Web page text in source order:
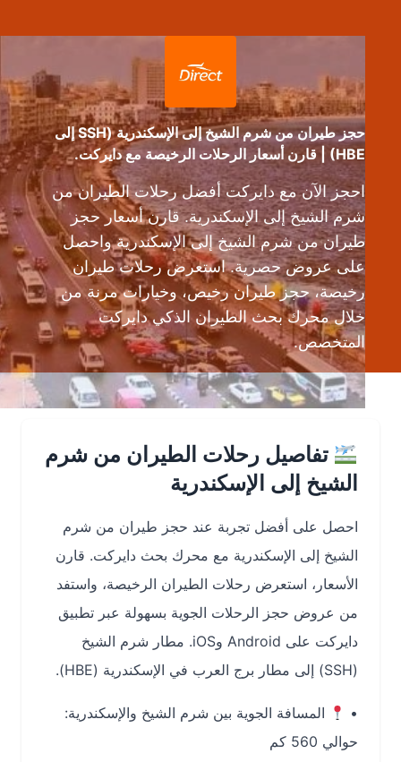
حجز طيران من شرم الشيخ إلى الإسكندرية (SSH إلى
احجز الآن مع دايركت أفضل رحلات الطيران من
شرم الشيخ إلى الإسكندرية. قارن أسعار حجز
طيران من شرم الشيخ إلى الإسكندرية واحصل
على عروض حصرية. استعرض رحلات طيران
رخيصة، حجز طيران رخيص، وخيارات مرنة من
خلال محرك بحث الطيران الذكي دايركت
المتخصص.
تفاصيل رحلات الطيران من شرم
الشيخ إلى الإسكندرية
احصل على أفضل تجربة عندحجز طيران من شرم
الشيخ إلى الإسكندريةمع محرك بحث دايركت. قارن
الأسعار، استعرض رحلات الطيران الرخيصة، واستفد
من عروض حجز الرحلات الجوية بسهولة عبر تطبيق
دايركت على Android وiOS. مطار شرم الشيخ
المسافة الجوية بين شرم الشيخ والإسكندرية:
حوالي 560 كم